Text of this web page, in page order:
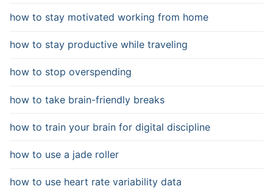
how to stay motivated working from home
how to stay productive while traveling
how to stop overspending
how to take brain-friendly breaks
how to train your brain for digital discipline
how to use a jade roller
how to use heart rate variability data